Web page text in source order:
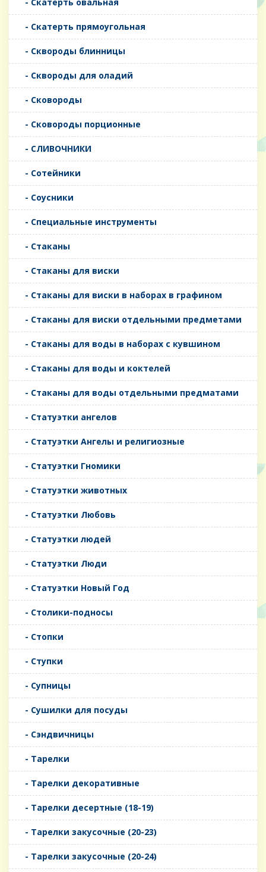
- Скатерть прямоугольная
- Сквороды блинницы
- Сквороды для оладий
- Сковороды
- Сковороды порционные
- СЛИВОЧНИКИ
- Сотейники
- Соусники
- Специальные инструменты
- Стаканы
- Стаканы для виски
- Стаканы для виски в наборах в графином
- Стаканы для виски отдельными предметами
- Стаканы для воды в наборах с кувшином
- Стаканы для воды и коктелей
- Стаканы для воды отдельными предматами
- Статуэтки ангелов
- Статуэтки Ангелы и религиозные
- Статуэтки Гномики
- Статуэтки животных
- Статуэтки Любовь
- Статуэтки людей
- Статуэтки Люди
- Статуэтки Новый Год
- Столики-подносы
- Стопки
- Ступки
- Супницы
- Сушилки для посуды
- Сэндвичницы
- Тарелки
- Тарелки декоративные
- Тарелки десертные (18-19)
- Тарелки закусочные (20-23)
- Тарелки закусочные (20-24)